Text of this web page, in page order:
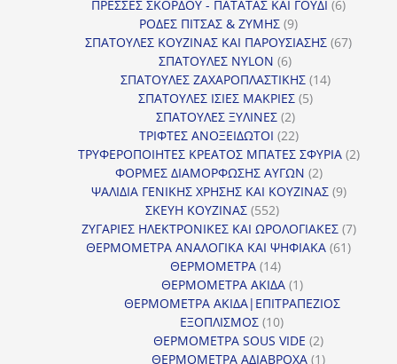
προϊόντα
ΠΡΕΣΣΕΣ ΣΚΟΡΔΟΥ - ΠΑΤΑΤΑΣ ΚΑΙ ΓΟΥΔΙ 66
ΡΟΔΕΣ ΠΙΤΣΑΣ & ΖΥΜΗΣ 99
προϊόντα
ΣΠΑΤΟΥΛΕΣ ΚΟΥΖΙΝΑΣ ΚΑΙ ΠΑΡΟΥΣΙΑΣΗΣ 6767
ΣΠΑΤΟΥΛΕΣ NYLON 66
προϊόντα
ΣΠΑΤΟΥΛΕΣ ΖΑΧΑΡΟΠΛΑΣΤΙΚΗΣ 1414
ΣΠΑΤΟΥΛΕΣ ΙΣΙΕΣ ΜΑΚΡΙΕΣ 55
ΣΠΑΤΟΥΛΕΣ ΞΥΛΙΝΕΣ 22
προϊόντα
ΤΡΙΦΤΕΣ ΑΝΟΞΕΙΔΩΤΟΙ 2222
προϊόντα
ΤΡΥΦΕΡΟΠΟΙΗΤΕΣ ΚΡΕΑΤΟΣ ΜΠΑΤΕΣ ΣΦΥΡΙΑ 22
ΦΟΡΜΕΣ ΔΙΑΜΟΡΦΩΣΗΣ ΑΥΓΩΝ 22
προϊόντα
ΨΑΛΙΔΙΑ ΓΕΝΙΚΗΣ ΧΡΗΣΗΣ ΚΑΙ ΚΟΥΖΙΝΑΣ 99
ΣΚΕΥΗ ΚΟΥΖΙΝΑΣ 552552
προϊόντα
ΖΥΓΑΡΙΕΣ ΗΛΕΚΤΡΟΝΙΚΕΣ ΚΑΙ ΩΡΟΛΟΓΙΑΚΕΣ 77
ΘΕΡΜΟΜΕΤΡΑ ΑΝΑΛΟΓΙΚΑ ΚΑΙ ΨΗΦΙΑΚΑ 6161
ΘΕΡΜΟΜΕΤΡΑ 1414
προϊόντα
ΘΕΡΜΟΜΕΤΡΑ ΑΚΙΔΑ 11
προϊόν
ΘΕΡΜΟΜΕΤΡΑ ΑΚΙΔΑ|ΕΠΙΤΡΑΠΕΖΙΟΣ
ΕΞΟΠΛΙΣΜΟΣ 1010
προϊόντα
ΘΕΡΜΟΜΕΤΡΑ SOUS VIDE 22
προϊόντα
ΘΕΡΜΟΜΕΤΡΑ ΑΔΙΑΒΡΟΧΑ 11